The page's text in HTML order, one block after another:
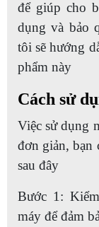
để giúp cho
dụng và bảo
tôi sẽ hướng
phẩm này
Cách sử
Việc sử dụng
đơn giản, bạn
sau đây
Bước 1:
máy để đảm